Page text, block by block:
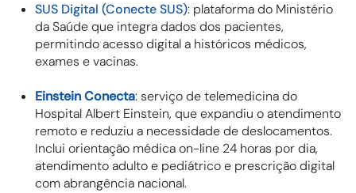
SUS Digital (Conecte SUS): plataforma do Ministério
da Saúde que integra dados dos pacientes,
permitindo acesso digital a históricos médicos,
exames e vacinas.
Einstein Conecta: serviço de telemedicina do
Hospital Albert Einstein, que expandiu o atendimento
remoto e reduziu a necessidade de deslocamentos.
Inclui orientação médica on-line 24 horas por dia,
atendimento adulto e pediátrico e prescrição digital
com abrangência nacional.